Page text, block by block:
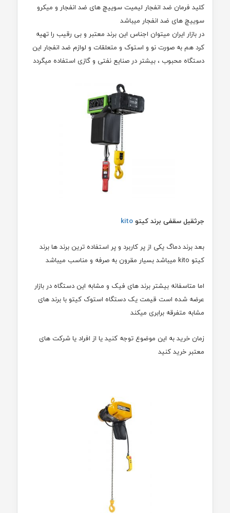
کلید فرمان ضد انفجار لیمیت سوییچ های ضد انفجار و میکرو
سوییچ های ضد انفجار میباشد
در بازار ایران میتوان اجناس این برند معتبر و بی رقیب را تهیه
کرد هم به صورت نو و استوک و متعلقات و لوازم ضد انفجار این
دستگاه محبوب ، بیشتر در صنایع نفتی و گازی استفاده میگردد
جرثقیل سقفی برند کیتوkito
بعد برند دماگ یکی از پر کاربرد و پر استفاده ترین برند ها برند
کیتو kito میباشد بسیار مقرون به صرفه و مناسب میباشد
اما متاسفانه بیشتر برند های فیک و مشابه این دستگاه در بازار
عرضه شده است قیمت یک دستگاه استوک کیتو با برند های
مشابه متفرقه برابری میکند
زمان خرید به این موضوع توجه کنید یا از افراد یا شرکت های
معتبر خرید کنید